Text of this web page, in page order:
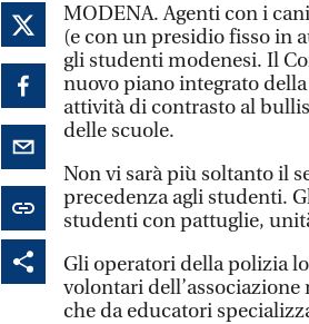
MODENA. Agenti con i
(e con un presidio fisso in
gli studenti modenesi. Il
nuovo piano integrato
attività di contrasto al
delle scuole.
Non vi sarà più soltanto il
precedenza agli studenti.
studenti con pattuglie,
Gli operatori della polizia
volontari
che da educatori